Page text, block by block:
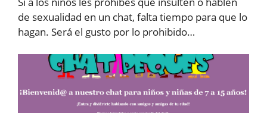
de sexualidad en un chat, falta tiempo para que lo
hagan. Será el gusto por lo prohibido…